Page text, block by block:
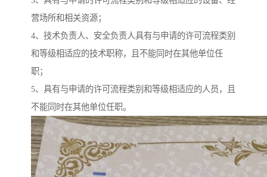
营场所和相关资源；
4、技术负责人、安全负责人具有与申请的许可流程类别
和等级相适应的技术职称，且不能同时在其他单位任
职；
5、具有与申请的许可流程类别和等级相适应的人员，且
不能同时在其他单位任职。